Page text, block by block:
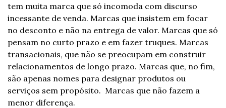
tem muita marca que só incomoda com discurso
incessante de venda. Marcas que insistem em focar
no desconto e não na entrega de valor. Marcas que só
pensam no curto prazo e em fazer truques. Marcas
transacionais, que não se preocupam em construir
relacionamentos de longo prazo. Marcas que, no fim,
são apenas nomes para designar produtos ou
serviços sem propósito.  Marcas que não fazem a
menor diferença.